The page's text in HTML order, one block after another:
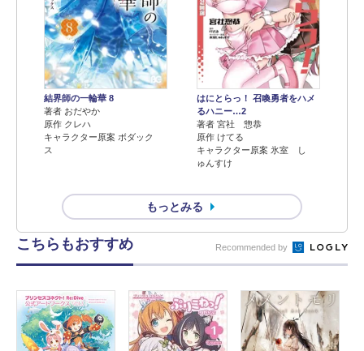
結界師の一輪華 8
著者 おだやか
原作 クレハ
キャラクター原案 ボダック
ス
はにとらっ！ 召喚勇者をハメ
るハニー…2
著者 宮社 惣恭
原作 けてる
キャラクター原案 氷室 し
ゅんすけ
もっとみる
こちらもおすすめ Recommended by